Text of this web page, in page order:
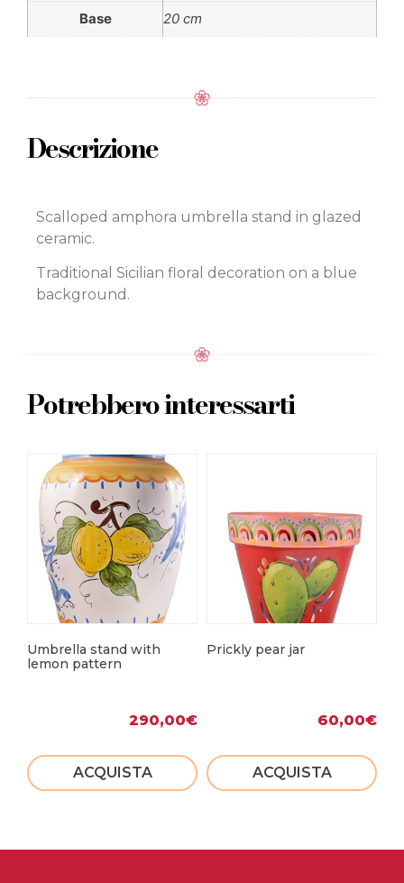
Base 20 cm
Descrizione
Scalloped amphora umbrella stand in glazed
ceramic.
Traditional Sicilian floral decoration on a blue
background.
Potrebbero interessarti
Umbrella stand with
lemon pattern
290,00€
ACQUISTA
Prickly pear jar
60,00€
ACQUISTA